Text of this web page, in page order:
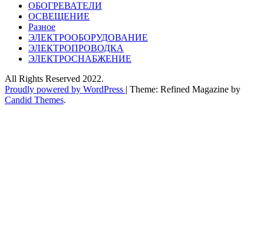
ОБОГРЕВАТЕЛИ
ОСВЕЩЕНИЕ
Разное
ЭЛЕКТРООБОРУДОВАНИЕ
ЭЛЕКТРОПРОВОДКА
ЭЛЕКТРОСНАБЖЕНИЕ
All Rights Reserved 2022.
Proudly powered by WordPress | Theme: Refined Magazine by
Candid Themes.